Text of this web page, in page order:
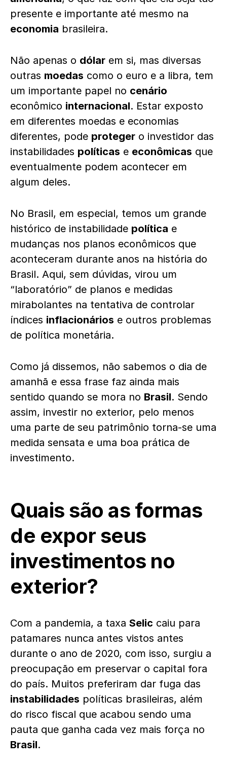
presente e importante até mesmo na
economia brasileira.
Não apenas o dólar em si, mas diversas
outras moedas como o euro e a libra, tem
um importante papel no cenário
econômico internacional. Estar exposto
em diferentes moedas e economias
diferentes, pode proteger o investidor das
instabilidades políticas e econômicas que
eventualmente podem acontecer em
algum deles.
No Brasil, em especial, temos um grande
histórico de instabilidade política e
mudanças nos planos econômicos que
aconteceram durante anos na história do
Brasil. Aqui, sem dúvidas, virou um
“laboratório” de planos e medidas
mirabolantes na tentativa de controlar
índices inflacionários e outros problemas
de política monetária.
Como já dissemos, não sabemos o dia de
amanhã e essa frase faz ainda mais
sentido quando se mora no Brasil. Sendo
assim, investir no exterior, pelo menos
uma parte de seu patrimônio torna-se uma
medida sensata e uma boa prática de
investimento.
Quais são as formas
de expor seus
investimentos no
exterior?
Com a pandemia, a taxa Selic caiu para
patamares nunca antes vistos antes
durante o ano de 2020, com isso, surgiu a
preocupação em preservar o capital fora
do país. Muitos preferiram dar fuga das
instabilidades políticas brasileiras, além
do risco fiscal que acabou sendo uma
pauta que ganha cada vez mais força no
Brasil.